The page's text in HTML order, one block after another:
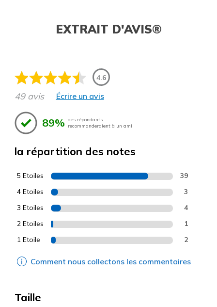
EXTRAIT D'AVIS®
4.6
49 avis Écrire un avis
89% des répondants
recommanderaient à un ami
la répartition des notes
5 Etoiles 39
4 Etoiles 3
3 Etoiles 4
2 Etoiles 1
1 Etoile 2
Comment nous collectons les commentaires
Taille